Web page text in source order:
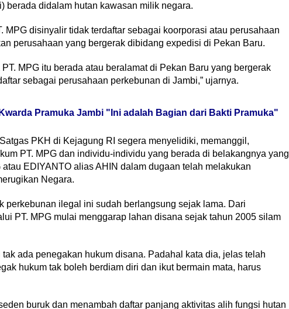
berada didalam hutan kawasan milik negara.
MPG disinyalir tidak terdaftar sebagai koorporasi atau perusahaan
perusahaan yang bergerak dibidang expedisi di Pekan Baru.
MPG itu berada atau beralamat di Pekan Baru yang bergerak
sebagai perusahaan perkebunan di Jambi,” ujarnya.
Pramuka Jambi "Ini adalah Bagian dari Bakti Pramuka"
PKH di Kejagung RI segera menyelidiki, memanggil,
PT. MPG dan individu-individu yang berada di belakangnya yang
EDIYANTO alias AHIN dalam dugaan telah melakukan
Negara.
perkebunan ilegal ini sudah berlangsung sejak lama. Dari
PT. MPG mulai menggarap lahan disana sejak tahun 2005 silam
ada penegakan hukum disana. Padahal kata dia, jelas telah
hukum tak boleh berdiam diri dan ikut bermain mata, harus
buruk dan menambah daftar panjang aktivitas alih fungsi hutan